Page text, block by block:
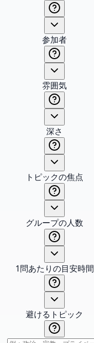
参加者
雰囲気
深さ
トピックの焦点
グループの人数
1問あたりの目安時間
避けるトピック